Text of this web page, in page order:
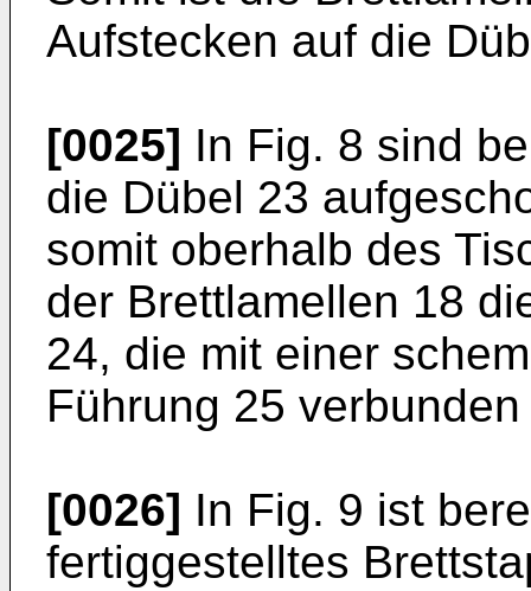
Aufstecken auf die
[0025] In Fig. 8 sind
die Dübel 23
somit oberhalb des
der Brettlamellen 18
24, die mit einer
Führung 25
[0026] In Fig. 9 ist
fertiggestelltes